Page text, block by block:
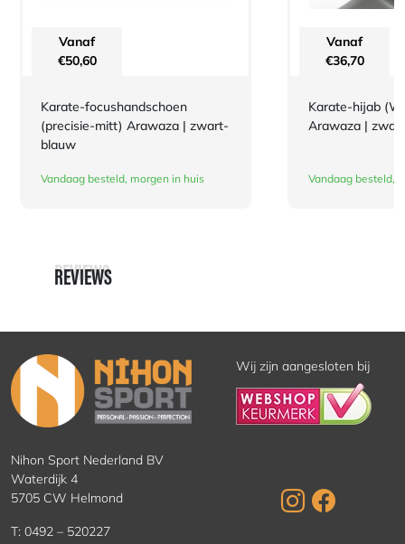
Vanaf
€50,60
Karate-focushandschoen
(precisie-mitt) Arawaza | zwart-
blauw
Vandaag besteld, morgen in huis
Vanaf
€36,70
Karate-hijab
Arawaza | zwart
Vandaag besteld,
REVIEWS
REVIEWS
Wij zijn aangesloten bij
Nihon Sport Nederland BV
Waterdijk 4
5705 CW Helmond
T: 0492 – 520227